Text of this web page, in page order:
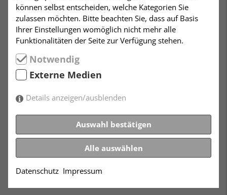
bundesweiten
Jugendtreffen
der Jungen
Humanisten
und Humanistinnen, reisen Vertreter der JuHu’s aus
Baden-Württemberg über das Wochenende nach
Niedersachsen. Wir bitten daran interessierte aktive
JuHus aus unserem Landesverband, sich in der
Geschäftsstelle anzumelden (kontakt@dhubw.de). Die
Teilnehmerzahl ist begrenzt. Alle angemeldeten
Teilnehmer erhalten dann rechtzeitig per Email
genauere Informationen und eine detaillierte
Programmplanung.
können selbst entscheiden, welche Kategorien Sie
zulassen möchten. Bitte beachten Sie, dass auf Basis
Ihrer Einstellungen womöglich nicht mehr alle
Funktionalitäten der Seite zur Verfügung stehen.
Notwendig
Externe Medien
Details anzeigen/ausblenden
Auswahl bestätigen
Alle auswählen
Datenschutz Impressum